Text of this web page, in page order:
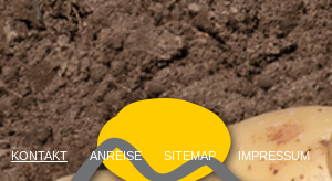
KONTAKT ANREISE SITEMAP IMPRESSUM